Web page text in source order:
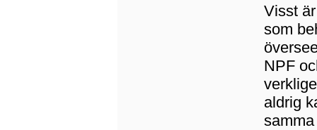
Visst
som
NPF
aldrig